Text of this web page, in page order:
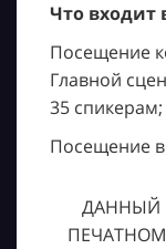
Что входит
Посещение
Главной
35 спикерам;
Посещение
ДАННЫЙ